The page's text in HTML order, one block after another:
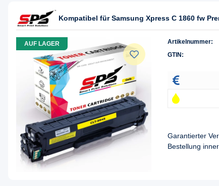
Kompatibel für Samsung Xpress C 1860 fw
AUF LAGER Artikelnummer:
GTIN:
Garantierter
Bestellung